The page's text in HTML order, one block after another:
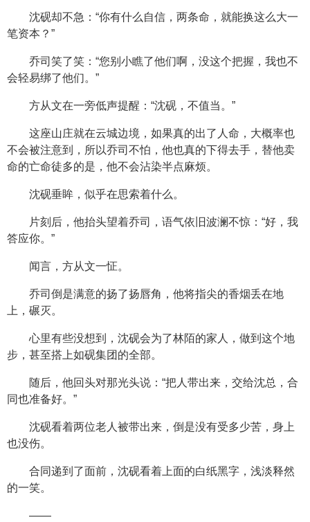
沈砚却不急：“你有什么自信，两条命，就能换这么大一
笔资本？”
乔司笑了笑：“您别小瞧了他们啊，没这个把握，我也不
会轻易绑了他们。”
方从文在一旁低声提醒：“沈砚，不值当。”
这座山庄就在云城边境，如果真的出了人命，大概率也
不会被注意到，所以乔司不怕，他也真的下得去手，替他卖
命的亡命徒多的是，他不会沾染半点麻烦。
沈砚垂眸，似乎在思索着什么。
片刻后，他抬头望着乔司，语气依旧波澜不惊：“好，我
答应你。”
闻言，方从文一怔。
乔司倒是满意的扬了扬唇角，他将指尖的香烟丢在地
上，碾灭。
心里有些没想到，沈砚会为了林陌的家人，做到这个地
步，甚至搭上如砚集团的全部。
随后，他回头对那光头说：“把人带出来，交给沈总，合
同也准备好。”
沈砚看着两位老人被带出来，倒是没有受多少苦，身上
也没伤。
合同递到了面前，沈砚看着上面的白纸黑字，浅淡释然
的一笑。
——